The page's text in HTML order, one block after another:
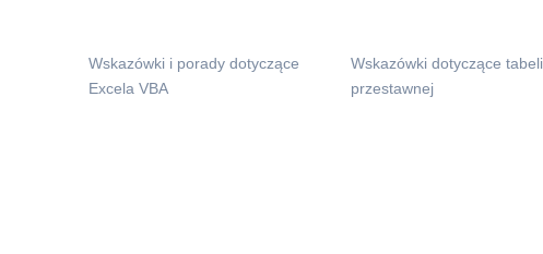
Wskazówki i porady dotyczące
Excela VBA
Wskazówki dotyczące tabeli
przestawnej